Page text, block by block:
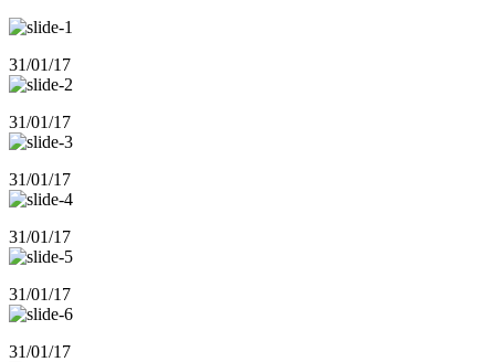
31/01/17
31/01/17
31/01/17
31/01/17
31/01/17
31/01/17